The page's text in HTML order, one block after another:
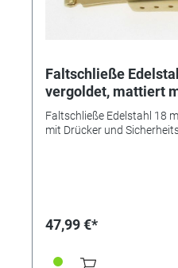
Faltschließe
vergoldet, mattiert
Sicherheitsbügel
Faltschließe Edelstahl 18
mit Drücker und
47,99 €*